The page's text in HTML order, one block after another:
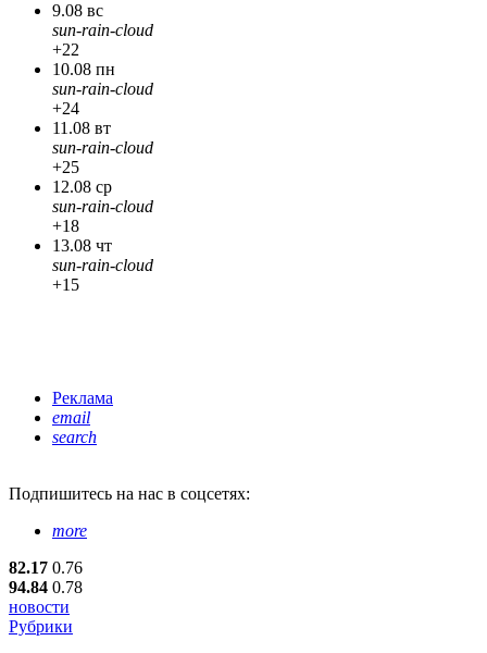
9.08 вс
sun-rain-cloud
+22
10.08 пн
sun-rain-cloud
+24
11.08 вт
sun-rain-cloud
+25
12.08 ср
sun-rain-cloud
+18
13.08 чт
sun-rain-cloud
+15
Реклама
email
search
Подпишитесь на нас в соцсетях:
more
82.17 0.76
94.84 0.78
новости
Рубрики